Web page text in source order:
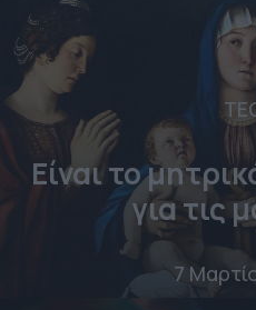
Είναι το
για τις
7